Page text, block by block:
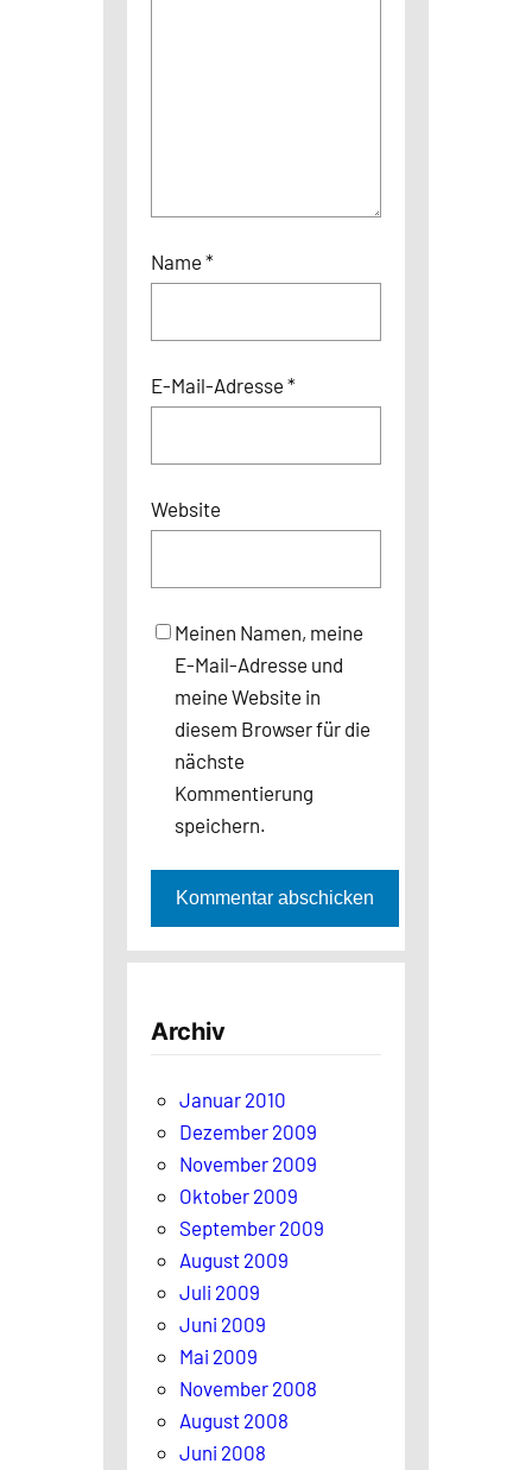
Name *
E-Mail-Adresse *
Website
Meinen Namen, meine
E-Mail-Adresse und
meine Website in
diesem Browser für die
nächste
Kommentierung
speichern.
Archiv
Januar 2010
Dezember 2009
November 2009
Oktober 2009
September 2009
August 2009
Juli 2009
Juni 2009
Mai 2009
November 2008
August 2008
Juni 2008